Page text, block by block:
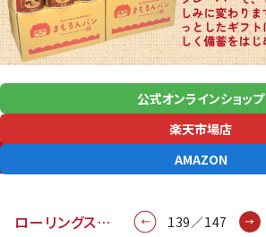
公式オンラインショップ
楽天市場店
AMAZON
ローリングス… 139／147